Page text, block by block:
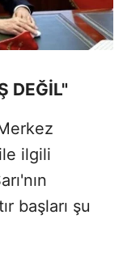
DEĞİL"
ilgili
başları şu